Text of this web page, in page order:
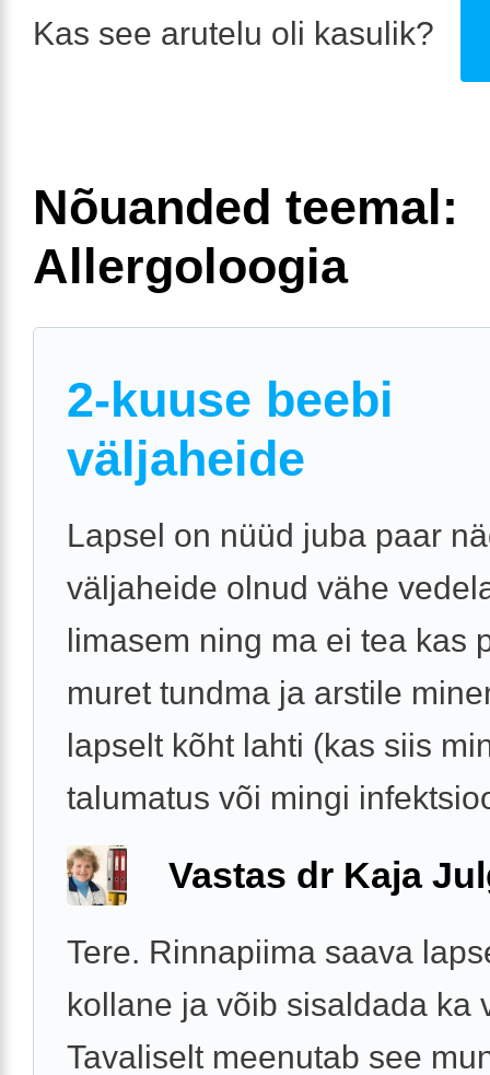
Kas see arutelu oli kasulik?
Nõuanded teemal:
Allergoloogia
2-kuuse beebi
väljaheide
Lapsel on nüüd juba paar
väljaheide olnud vähe
limasem ning ma ei tea kas
muret tundma ja arstile
lapselt kõht lahti (kas siis
talumatus või mingi
Vastas dr Kaja
Tere. Rinnapiima saava
kollane ja võib sisaldada ka
Tavaliselt meenutab see